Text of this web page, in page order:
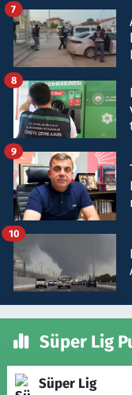
7
8
9
10
Süper Lig
Süper Lig